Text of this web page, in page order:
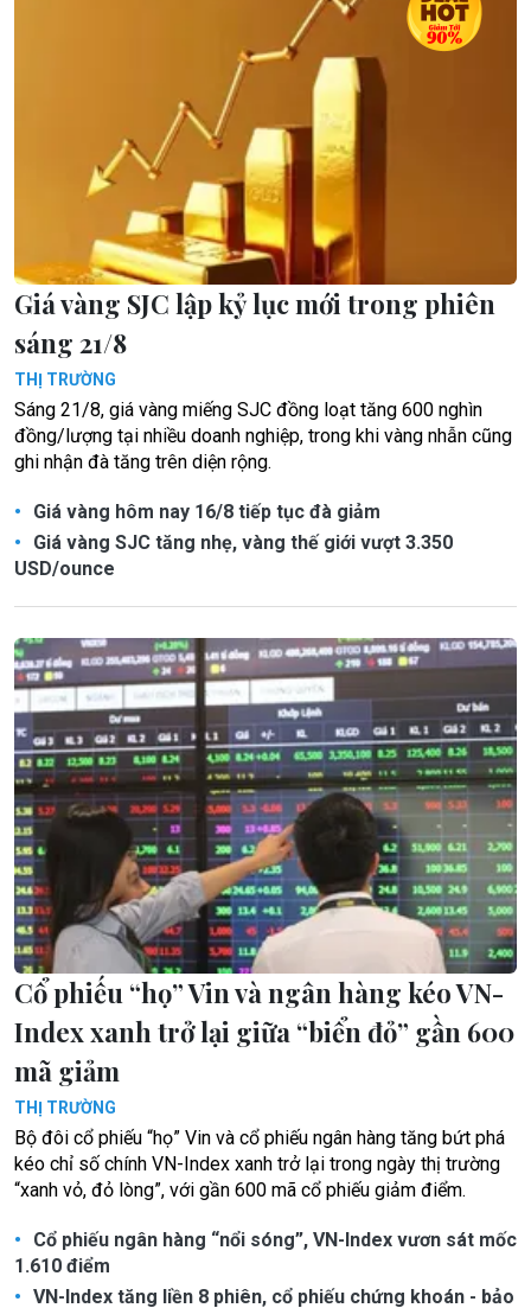
Giá vàng SJC lập kỷ lục mới trong phiên
sáng 21/8
THỊ TRƯỜNG
Sáng 21/8, giá vàng miếng SJC đồng loạt tăng 600 nghìn
đồng/lượng tại nhiều doanh nghiệp, trong khi vàng nhẫn cũng
ghi nhận đà tăng trên diện rộng.
Giá vàng hôm nay 16/8 tiếp tục đà giảm
Giá vàng SJC tăng nhẹ, vàng thế giới vượt 3.350
USD/ounce
Cổ phiếu “họ” Vin và ngân hàng kéo VN-
Index xanh trở lại giữa “biển đỏ” gần 600
mã giảm
THỊ TRƯỜNG
Bộ đôi cổ phiếu “họ” Vin và cổ phiếu ngân hàng tăng bứt phá
kéo chỉ số chính VN-Index xanh trở lại trong ngày thị trường
“xanh vỏ, đỏ lòng”, với gần 600 mã cổ phiếu giảm điểm.
Cổ phiếu ngân hàng “nổi sóng”, VN-Index vươn sát mốc
1.610 điểm
VN-Index tăng liền 8 phiên, cổ phiếu chứng khoán - bảo